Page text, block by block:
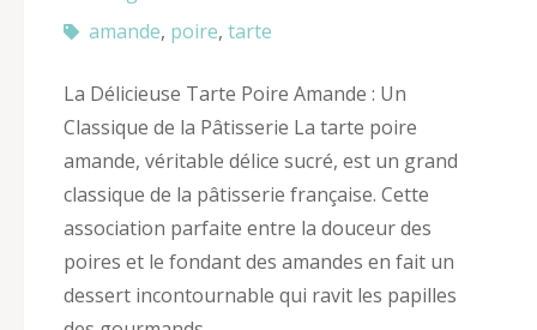
amande, poire, tarte
La Délicieuse Tarte Poire Amande : Un
Classique de la Pâtisserie La tarte poire
amande, véritable délice sucré, est un grand
classique de la pâtisserie française. Cette
association parfaite entre la douceur des
poires et le fondant des amandes en fait un
dessert incontournable qui ravit les papilles